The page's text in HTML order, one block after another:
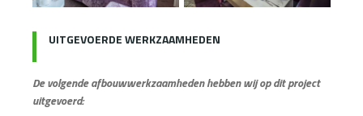
UITGEVOERDE WERKZAAMHEDEN
De volgende afbouwwerkzaamheden hebben wij op dit project
uitgevoerd: